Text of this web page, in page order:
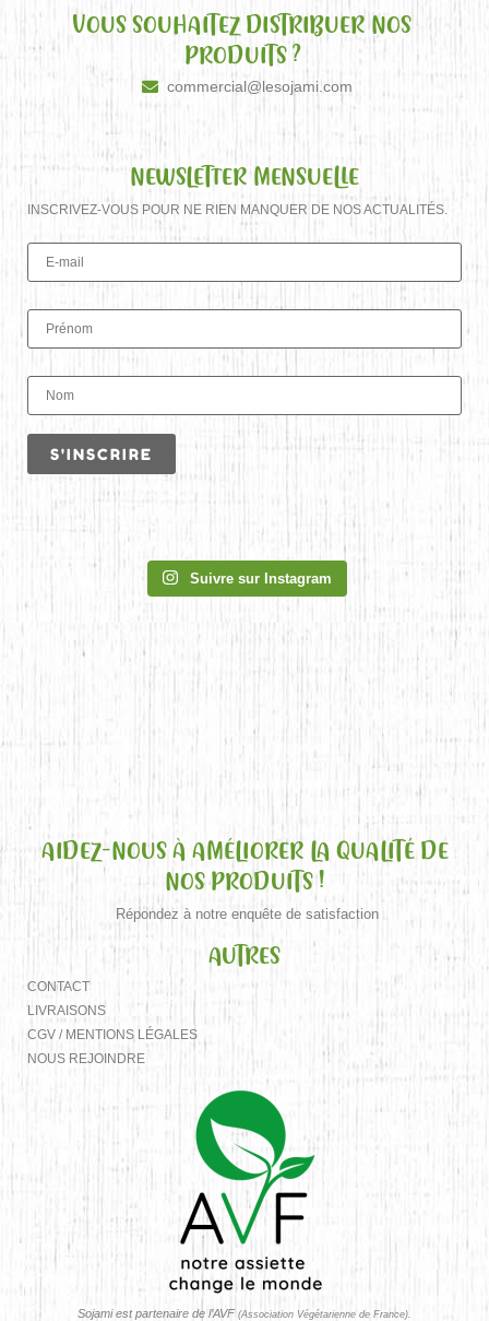
VOUS SOUHAITEZ DISTRIBUER NOS
PRODUITS ?
commercial@lesojami.com
NEWSLETTER MENSUELLE
INSCRIVEZ-VOUS POUR NE RIEN MANQUER DE NOS ACTUALITÉS.
Suivre sur Instagram
AIDEZ-NOUS À AMÉLIORER LA QUALITÉ DE
NOS PRODUITS !
Répondez à notre enquête de satisfaction
AUTRES
CONTACT
LIVRAISONS
CGV / MENTIONS LÉGALES
NOUS REJOINDRE
Sojami est partenaire de l’AVF (Association Végétarienne de France).